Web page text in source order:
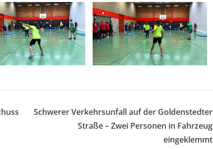
Schwerer Verkehrsunfall auf der Goldenstedter
Straße – Zwei Personen in Fahrzeug
eingeklemmt